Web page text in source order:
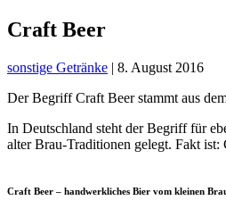
Craft Beer
sonstige Getränke | 8. August 2016
Der Begriff Craft Beer stammt aus
In Deutschland steht der Begriff für
alter Brau-Traditionen gelegt. Fakt
Craft Beer – handwerkliches Bier vom kleinen